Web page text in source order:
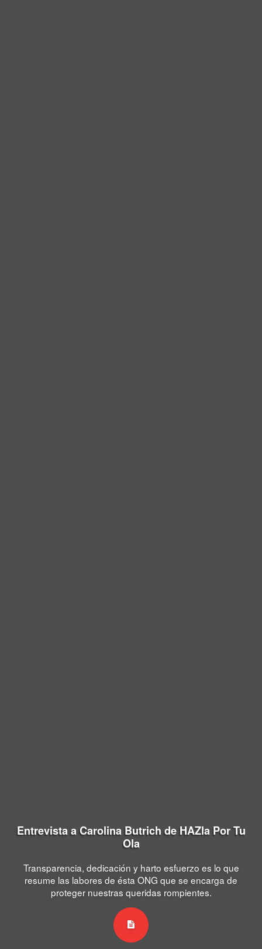
Entrevista a Carolina Butrich de HAZla Por Tu
Ola
Transparencia, dedicación y harto esfuerzo es lo que
resume las labores de ésta ONG que se encarga de
proteger nuestras queridas rompientes.